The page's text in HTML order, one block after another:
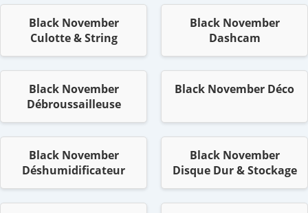
Black November
Culotte & String
Black November
Dashcam
Black November
Débroussailleuse
Black November Déco
Black November
Déshumidificateur
Black November
Disque Dur & Stockage